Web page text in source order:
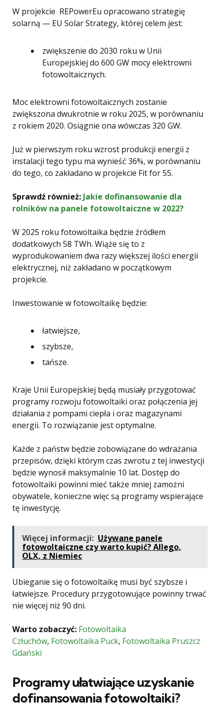
W projekcie REPowerEu opracowano strategię
solarną — EU Solar Strategy, której celem jest:
zwiększenie do 2030 roku w Unii
Europejskiej do 600 GW mocy elektrowni
fotowoltaicznych.
Moc elektrowni fotowoltaicznych zostanie
zwiększona dwukrotnie w roku 2025, w porównaniu
z rokiem 2020. Osiągnie ona wówczas 320 GW.
Już w pierwszym roku wzrost produkcji energii z
instalacji tego typu ma wynieść 36%, w porównaniu
do tego, co zakładano w projekcie Fit for 55.
Sprawdź również: Jakie dofinansowanie dla
rolników na panele fotowoltaiczne w 2022?
W 2025 roku fotowoltaika będzie źródłem
dodatkowych 58 TWh. Wiąże się to z
wyprodukowaniem dwa razy większej ilości energii
elektrycznej, niż zakładano w początkowym
projekcie.
Inwestowanie w fotowoltaikę będzie:
łatwiejsze,
szybsze,
tańsze.
Kraje Unii Europejskiej będą musiały przygotować
programy rozwoju fotowoltaiki oraz połączenia jej
działania z pompami ciepła i oraz magazynami
energii. To rozwiązanie jest optymalne.
Każde z państw będzie zobowiązane do wdrażania
przepisów, dzięki którym czas zwrotu z tej inwestycji
będzie wynosił maksymalnie 10 lat. Dostęp do
fotowoltaiki powinni mieć także mniej zamożni
obywatele, konieczne więc są programy wspierające
tę inwestycję.
Więcej informacji: Używane panele
fotowoltaiczne czy warto kupić? Allego,
OLX, z Niemiec
Ubieganie się o fotowoltaikę musi być szybsze i
łatwiejsze. Procedury przygotowujące powinny trwać
nie więcej niż 90 dni.
Warto zobaczyć: Fotowoltaika
Człuchów, Fotowoltaika Puck, Fotowoltaika Pruszcz
Gdański
Programy ułatwiające uzyskanie
dofinansowania fotowoltaiki?